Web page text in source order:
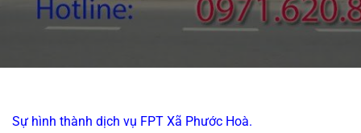
Sự hình thành dịch vụ FPT Xã Phước Hoà.